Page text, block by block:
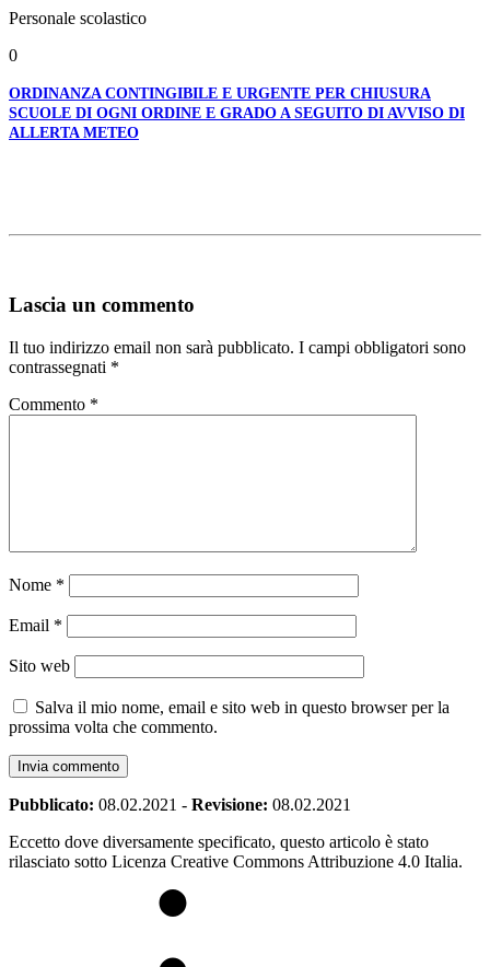
Personale scolastico
0
ORDINANZA CONTINGIBILE E URGENTE PER CHIUSURA
SCUOLE DI OGNI ORDINE E GRADO A SEGUITO DI AVVISO DI
ALLERTA METEO
Lascia un commento
Il tuo indirizzo email non sarà pubblicato. I campi obbligatori sono
contrassegnati *
Commento *
Nome *
Email *
Sito web
Salva il mio nome, email e sito web in questo browser per la
prossima volta che commento.
Pubblicato: 08.02.2021 - Revisione: 08.02.2021
Eccetto dove diversamente specificato, questo articolo è stato
rilasciato sotto Licenza Creative Commons Attribuzione 4.0 Italia.